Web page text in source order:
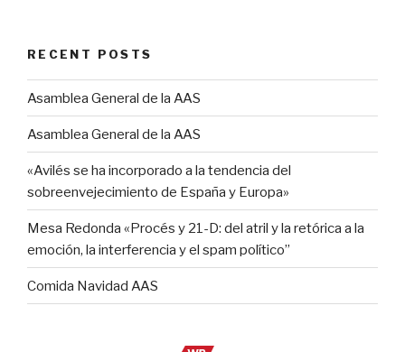
RECENT POSTS
Asamblea General de la AAS
Asamblea General de la AAS
«Avilés se ha incorporado a la tendencia del
sobreenvejecimiento de España y Europa»
Mesa Redonda «Procés y 21-D: del atril y la retórica a la
emoción, la interferencia y el spam político”
Comida Navidad AAS